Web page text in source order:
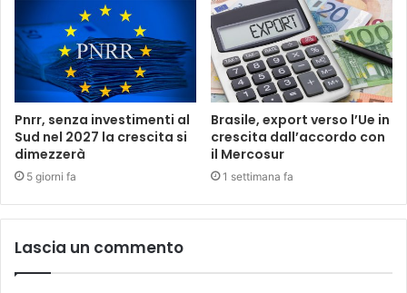
Pnrr, senza investimenti al
Sud nel 2027 la crescita si
dimezzerà
5 giorni fa
Brasile, export verso l’Ue in
crescita dall’accordo con
il Mercosur
1 settimana fa
Lascia un commento